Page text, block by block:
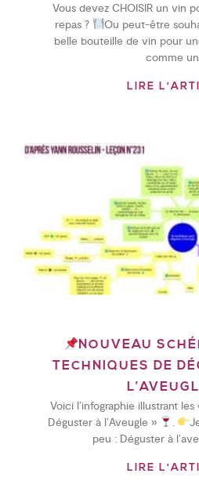
Vous devez CHOISIR un vin
repas ?
Ou peut-être
belle bouteille de vin pour
comme
LIRE
NOUVEAU
TECHNIQUES DE
Voici l’infographie illustrant
Déguster à l’Aveugle »
.
peu : Déguster à
LIRE